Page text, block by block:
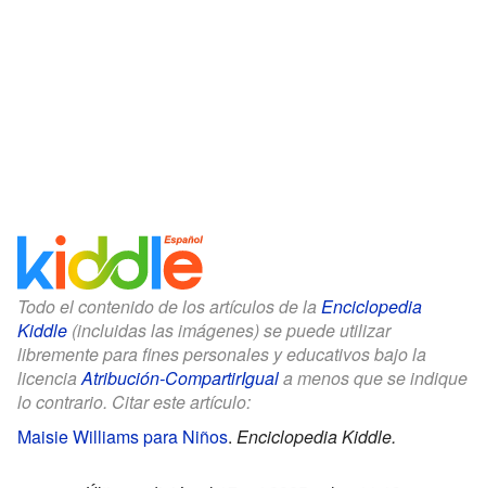
Todo el contenido de los artículos de la Enciclopedia
Kiddle (incluidas las imágenes) se puede utilizar
libremente para fines personales y educativos bajo la
licenciaAtribución-CompartirIguala menos que se indique
lo contrario. Citar este artículo:
Maisie Williams para Niños. Enciclopedia Kiddle.